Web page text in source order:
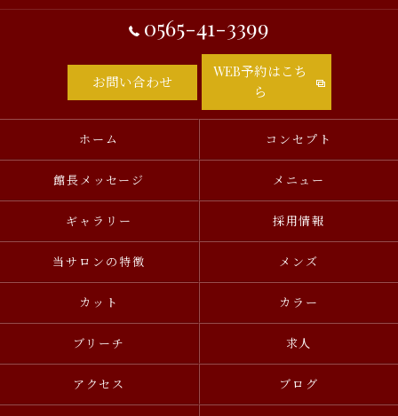
0565-41-3399
お問い合わせ
WEB予約はこち
ら
ホーム コンセプト
館長メッセージ メニュー
ギャラリー 採用情報
当サロンの特徴 メンズ
カット カラー
ブリーチ 求人
アクセス ブログ